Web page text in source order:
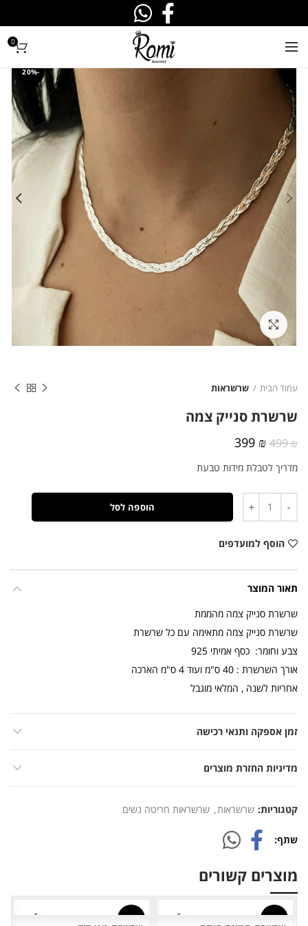
0
-20%
לחצו להגדלה
עמוד הבית שרשראות
שרשרת סנייק צמה
499₪
המחיר
היה:
399 ₪
הוא:
מדריך לטבלת מידות טבעת
הוספה לסל
הוסף למועדפים
תאור המוצר
שרשרת סנייק צמה מהממת
שרשרת סנייק צמה מתאימה עם כל שרשרת
צבע וחומר: כסף אמיתי 925
אורך השרשרת : 40 ס"מ ועוד 4 ס"מ הארכה
אחריות לשנה , המלאי מוגבל
זמן אספקה ותנאי רכישה
מדיניות החזרת מוצרים
קטגוריות: שרשראות, שרשראות חריטה נשים
שתף
מוצרים קשורים
-20%
-17%